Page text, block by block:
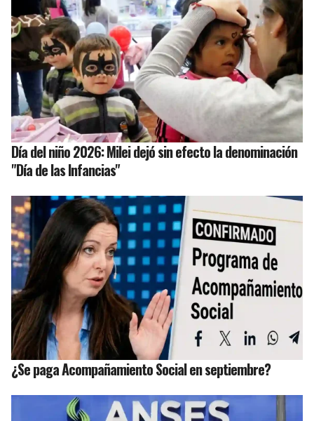
Día del niño 2026: Milei dejó sin efecto la denominación
"Día de las Infancias"
¿Se paga Acompañamiento Social en septiembre?